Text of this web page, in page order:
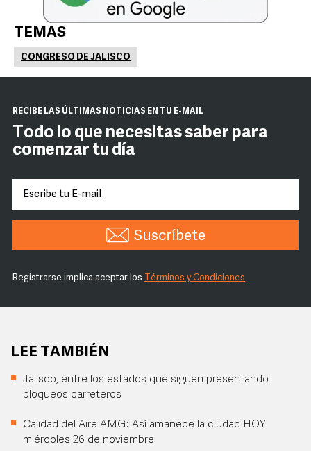
TEMAS
CONGRESO DE JALISCO
RECIBE LAS ÚLTIMAS NOTICIAS EN TU E-MAIL
Todo lo que necesitas saber para
comenzar tu día
Suscríbete
Registrarse implica aceptar los Términos y Condiciones
LEE TAMBIÉN
Jalisco, entre los estados que siguen presentando
bloqueos carreteros
Calidad del Aire AMG: Así amanece la ciudad HOY
miércoles 26 de noviembre